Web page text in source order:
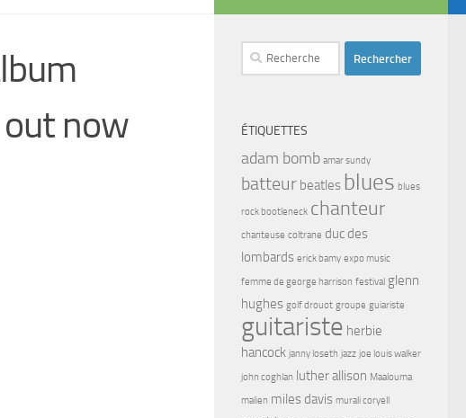
now
Rechercher :
ÉTIQUETTES
adam bomb amar sundy
batteur beatles blues blues
rock bootleneck chanteur
chanteuse coltrane duc des
lombards erick bamy expo music
femme de george harrison festival glenn
hughes golf drouot groupe guiariste
guitariste herbie
hancock janny loseth jazz joe louis walker
john coghlan luther allison Maalouma
malien miles davis murali coryell